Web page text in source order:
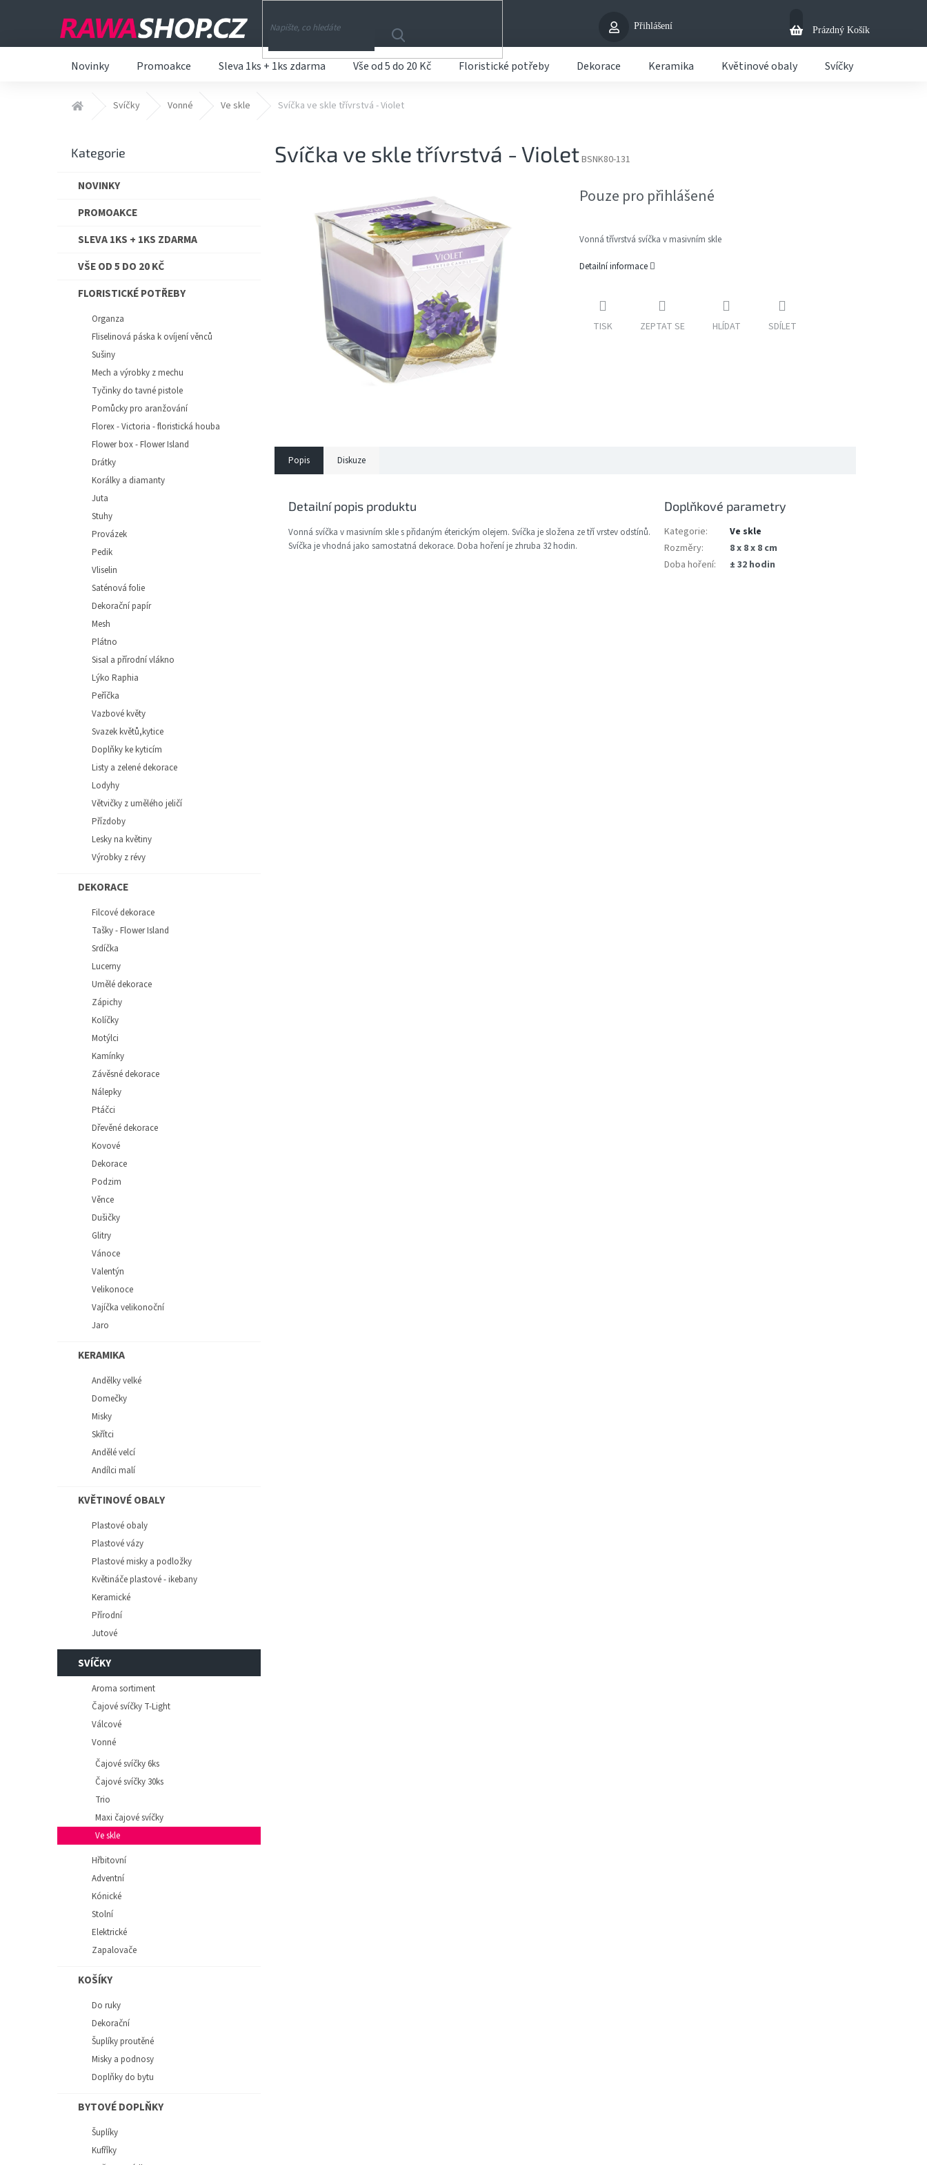
Přihlášení
Nákupní
Prázdný Košík
Novinky Promoakce Sleva 1ks + 1ks zdarma Vše od 5 do 20 Kč Floristické potřeby Dekorace Keramika Květinové obaly Svíčky
Domů Svíčky Vonné Ve skle Svíčka ve skle třívrstvá - Violet
Přeskočit
Kategorie
NOVINKY
PROMOAKCE
SLEVA 1KS + 1KS ZDARMA
VŠE OD 5 DO 20 KČ
FLORISTICKÉ POTŘEBY
Organza
Fliselinová páska k ovíjení věnců
Sušiny
Mech a výrobky z mechu
Tyčinky do tavné pistole
Pomůcky pro aranžování
Florex - Victoria - floristická houba
Flower box - Flower Island
Drátky
Korálky a diamanty
Juta
Stuhy
Provázek
Pedik
Vliselin
Saténová folie
Dekorační papír
Mesh
Plátno
Sisal a přírodní vlákno
Lýko Raphia
Peříčka
Vazbové květy
Svazek květů,kytice
Doplňky ke kyticím
Listy a zelené dekorace
Lodyhy
Větvičky z umělého jeličí
Přízdoby
Lesky na květiny
Výrobky z révy
DEKORACE
Filcové dekorace
Tašky - Flower Island
Srdíčka
Lucerny
Umělé dekorace
Zápichy
Kolíčky
Motýlci
Kamínky
Závěsné dekorace
Nálepky
Ptáčci
Dřevěné dekorace
Kovové
Dekorace
Podzim
Věnce
Dušičky
Glitry
Vánoce
Valentýn
Velikonoce
Vajíčka velikonoční
Jaro
KERAMIKA
Andělky velké
Domečky
Misky
Skřítci
Andělé velcí
Andílci malí
KVĚTINOVÉ OBALY
Plastové obaly
Plastové vázy
Plastové misky a podložky
Květináče plastové - ikebany
Keramické
Přírodní
Jutové
SVÍČKY
Aroma sortiment
Čajové svíčky T-Light
Válcové
Vonné
Čajové svíčky 6ks
Čajové svíčky 30ks
Trio
Maxi čajové svíčky
Ve skle
Hřbitovní
Adventní
Kónické
Stolní
Elektrické
Zapalovače
KOŠÍKY
Do ruky
Dekorační
Šuplíky proutěné
Misky a podnosy
Doplňky do bytu
BYTOVÉ DOPLŇKY
Šuplíky
Kufříky
Svíčka ve skle třívrstvá - VioletBSNK80-131
Pouze pro přihlášené
Vonná třívrstvá svíčka v masivním skle
Detailní informace
TISK ZEPTAT SE HLÍDAT SDÍLET
Popis Diskuze
Detailní popis produktu
Vonná svíčka v masivním skle s přidaným éterickým olejem. Svíčka je složena ze tří vrstev odstínů.
Svíčka je vhodná jako samostatná dekorace. Doba hoření je zhruba 32 hodin.
Doplňkové parametry
Kategorie:
Ve skle
Rozměry:
8 x 8 x 8 cm
Doba hoření: ± 32 hodin